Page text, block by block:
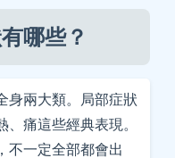
哪些？
身兩大類。局部症狀
痛這些經典表現。
不一定全部都會出